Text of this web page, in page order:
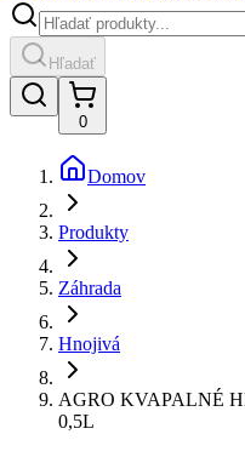
Hľadať
0
Domov
Produkty
Záhrada
Hnojivá
AGRO KVAPALNÉ
0,5L